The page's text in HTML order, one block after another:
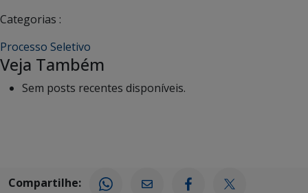
Categorias :
Processo Seletivo
Veja Também
Sem posts recentes disponíveis.
Compartilhe: